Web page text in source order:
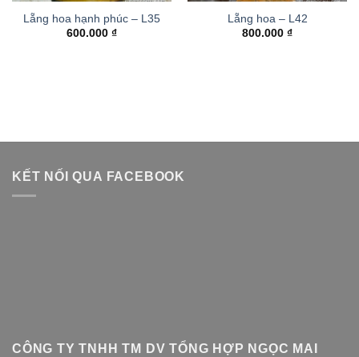
Lẵng hoa hạnh phúc – L35
600.000 ₫
Lẵng hoa – L42
800.000 ₫
KẾT NỐI QUA FACEBOOK
CÔNG TY TNHH TM DV TỔNG HỢP NGỌC MAI